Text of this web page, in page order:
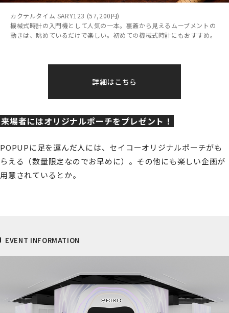
カクテルタイム SARY123 (57,200円)
機械式時計の入門機として人気の一本。裏蓋から見えるムーブメントの
動きは、眺めているだけで楽しい。初めての機械式時計にもおすすめ。
詳細はこちら
来場者にはオリジナルポーチをプレゼント！
POPUPに足を運んだ人には、セイコーオリジナルポーチがも
らえる（数量限定なのでお早めに）。その他にも楽しい企画が
用意されているとか。
EVENT INFORMATION